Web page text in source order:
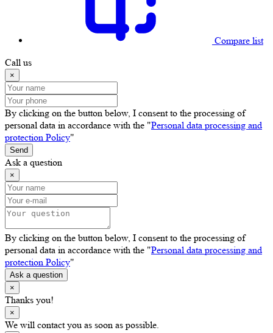
Compare list
Call us
×
By clicking on the button below, I consent to the processing of
personal data in accordance with the "Personal data processing and
protection Policy"
Send
Ask a question
×
By clicking on the button below, I consent to the processing of
personal data in accordance with the "Personal data processing and
protection Policy"
Ask a question
×
Thanks you!
×
We will contact you as soon as possible.